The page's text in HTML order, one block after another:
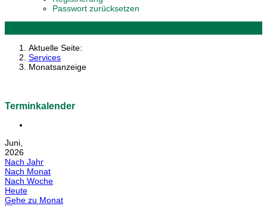
Passwort zurücksetzen
Aktuelle Seite:
Services
Monatsanzeige
Terminkalender
Juni,
2026
Nach Jahr
Nach Monat
Nach Woche
Heute
Gehe zu Monat